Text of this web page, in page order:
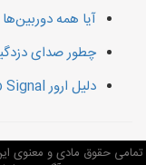
آیا همه
چطور صدای
دلیل ارور No Signal روی مانیتور چیه
تمامی حقوق مادی و معنوی